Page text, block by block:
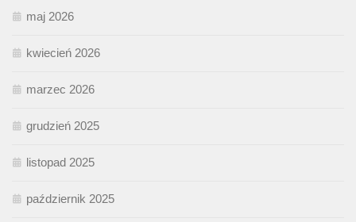
maj 2026
kwiecień 2026
marzec 2026
grudzień 2025
listopad 2025
październik 2025